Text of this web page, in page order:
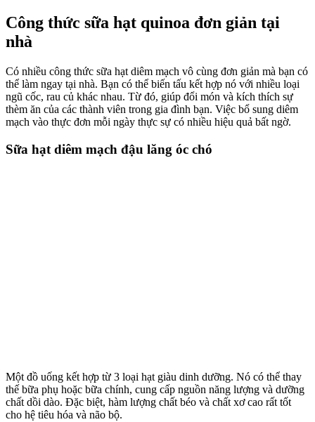
Công thức sữa hạt quinoa đơn giản tại
nhà
Có nhiều công thức sữa hạt diêm mạch vô cùng đơn giản mà bạn có
thể làm ngay tại nhà. Bạn có thể biến tấu kết hợp nó với nhiều loại
ngũ cốc, rau củ khác nhau. Từ đó, giúp đổi món và kích thích sự
thèm ăn của các thành viên trong gia đình bạn. Việc bổ sung diêm
mạch vào thực đơn mỗi ngày thực sự có nhiều hiệu quả bất ngờ.
Sữa hạt diêm mạch đậu lăng óc chó
Một đồ uống kết hợp từ 3 loại hạt giàu dinh dưỡng. Nó có thể thay
thế bữa phụ hoặc bữa chính, cung cấp nguồn năng lượng và dưỡng
chất dồi dào. Đặc biệt, hàm lượng chất béo và chất xơ cao rất tốt
cho hệ tiêu hóa và não bộ.